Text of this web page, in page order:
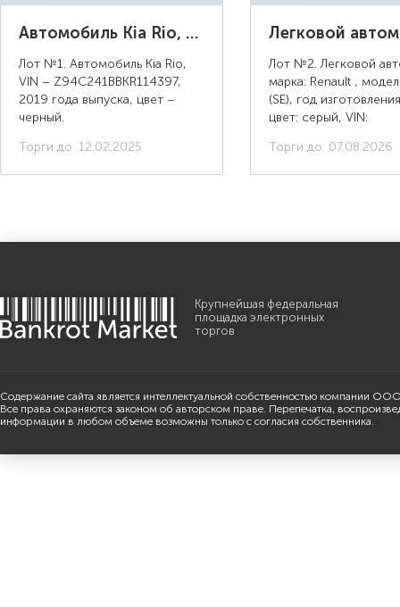
Автомобиль Kia Rio, 2019 года выпуска, цвет – черный.
Лот №1. Автомобиль Kia Rio,
VIN – Z94C241BBKR114397,
2019 года выпуска, цвет –
черный.
Торги до: 12.02.2025
Лот №2. Легковой
марка: Renault ,
(SE), год
цвет: серый, VIN:
КХ 261075, г/н:
модель двигателя:
Торги до: 07.08.2026
Крупнейшая федеральная
площадка электронных
торгов
Содержание сайта является интеллектуальной собственностью компании
Все права охраняются законом об авторском праве. Перепечатка,
информации в любом объеме возможны только с согласия собственника.